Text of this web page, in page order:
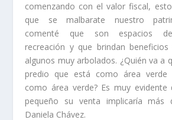
comenzando con el valor fiscal,
que se malbarate nuestro
comenté que son espacios de
recreación y que brindan
algunos muy arbolados. ¿Quién va a
predio que está como área verde
como área verde? Es muy evidente
pequeño su venta implicaría más
Daniela Chávez.